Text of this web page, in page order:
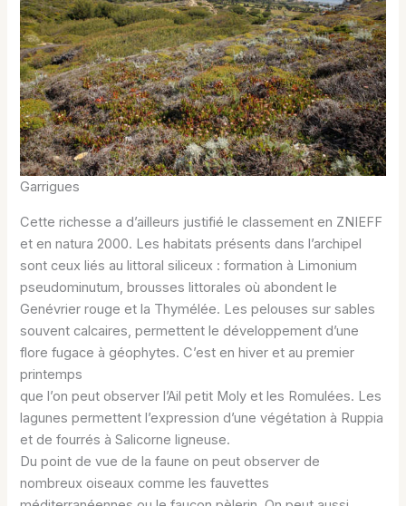
Garrigues
Cette richesse a d’ailleurs justifié le classement en ZNIEFF
et en natura 2000. Les habitats présents dans l’archipel
sont ceux liés au littoral siliceux : formation à Limonium
pseudominutum, brousses littorales où abondent le
Genévrier rouge et la Thymélée. Les pelouses sur sables
souvent calcaires, permettent le développement d’une
flore fugace à géophytes. C’est en hiver et au premier
printemps
que l’on peut observer l’Ail petit Moly et les Romulées. Les
lagunes permettent l’expression d’une végétation à Ruppia
et de fourrés à Salicorne ligneuse.
Du point de vue de la faune on peut observer de
nombreux oiseaux comme les fauvettes